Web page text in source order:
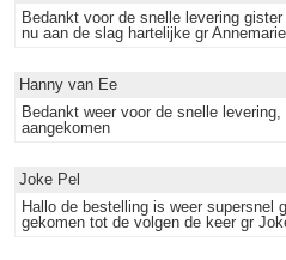
Bedankt voor de snelle levering
nu aan de slag hartelijke gr Annemarie
Hanny van Ee
Bedankt weer voor de snelle
aangekomen
Joke Pel
Hallo de bestelling is weer supersnel
gekomen tot de volgen de keer gr